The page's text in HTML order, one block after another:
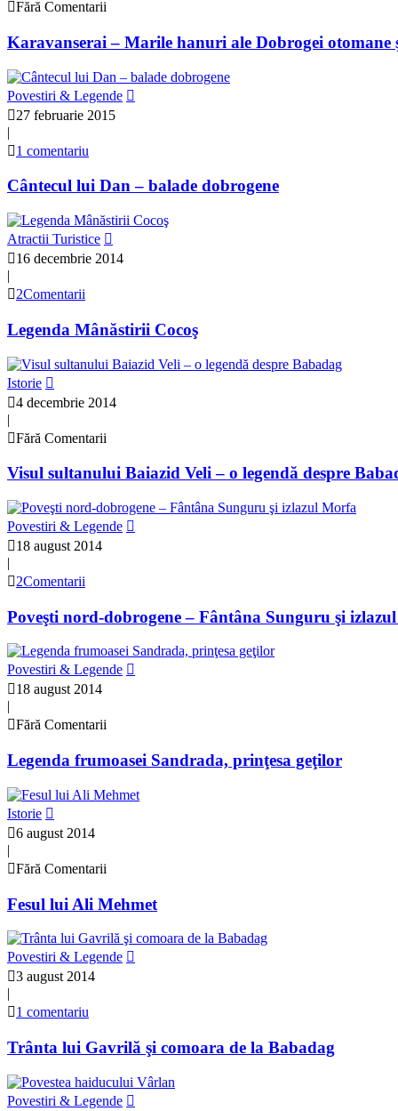
Fără Comentarii
Karavanserai – Marile hanuri ale Dobrogei
Povestiri & Legende
27 februarie 2015
|
1 comentariu
Cântecul lui Dan – balade dobrogene
Atractii Turistice
16 decembrie 2014
|
2Comentarii
Legenda Mânăstirii Cocoş
Istorie
4 decembrie 2014
|
Fără Comentarii
Visul sultanului Baiazid Veli – o legendă despre
Povestiri & Legende
18 august 2014
|
2Comentarii
Poveşti nord-dobrogene – Fântâna Sunguru şi
Povestiri & Legende
18 august 2014
|
Fără Comentarii
Legenda frumoasei Sandrada, prinţesa geţilor
Istorie
6 august 2014
|
Fără Comentarii
Fesul lui Ali Mehmet
Povestiri & Legende
3 august 2014
|
1 comentariu
Trânta lui Gavrilă şi comoara de la Babadag
Povestiri & Legende